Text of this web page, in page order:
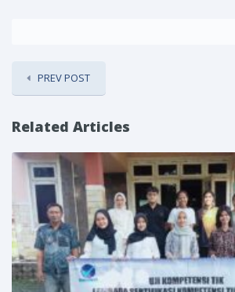
PREV POST
Related Articles